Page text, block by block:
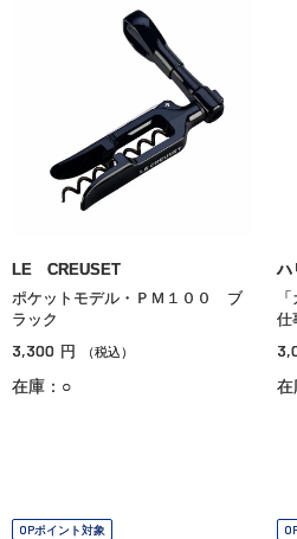
LE CREUSET
ポケットモデル・ＰＭ１００ ブ
ラック
3,300 円 （税込）
在庫：○
ハ
仕
在
OPポイント対象